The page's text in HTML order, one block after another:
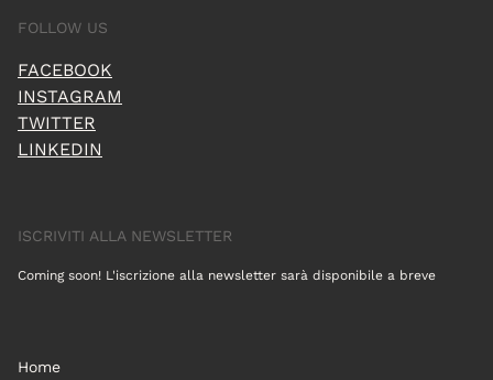
FOLLOW US
FACEBOOK
INSTAGRAM
TWITTER
LINKEDIN
ISCRIVITI ALLA NEWSLETTER
Coming soon! L'iscrizione alla newsletter sarà disponibile a breve
Home